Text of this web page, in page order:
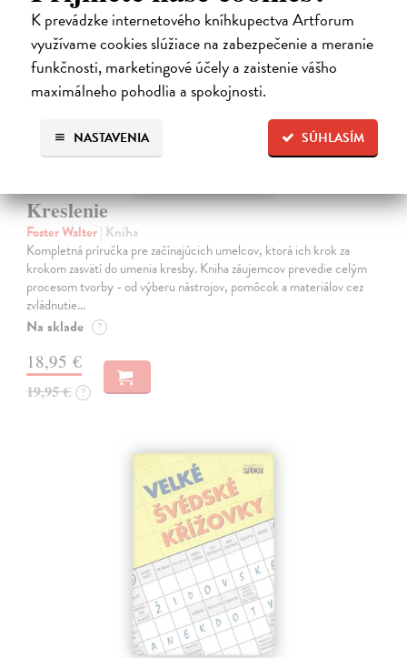
K prevádzke internetového kníhkupectva Artforum
využívame cookies slúžiace na zabezpečenie a meranie
funkčnosti, marketingové účely a zaistenie vášho
maximálneho pohodlia a spokojnosti.
SÚHLASÍM
NASTAVENIA
na sklade
Kreslenie
Foster Walter| Kniha
Kompletná príručka pre začínajúcich umelcov, ktorá ich krok za
krokom zasvätí do umenia kresby. Kniha záujemcov prevedie celým
procesom tvorby - od výberu nástrojov, pomôcok a materiálov cez
zvládnutie…
Na sklade ?
18,95 €
19,95 € ?